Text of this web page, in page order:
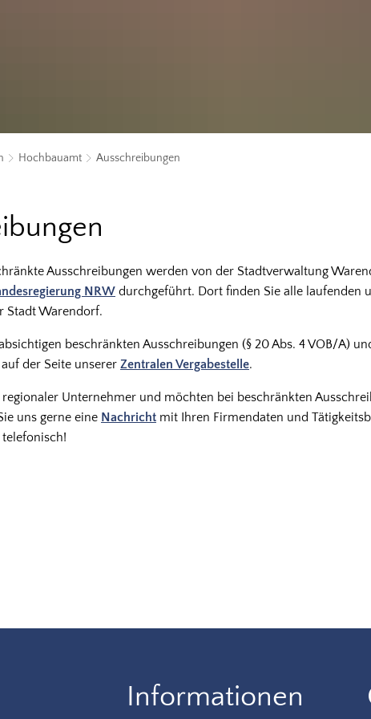
Hochbauamt Ausschreibungen
Ausschreibungen werden von der Stadtverwaltung
NRW durchgeführt. Dort finden Sie alle laufenden
Stadt Warendorf.
beschränkten Ausschreibungen (§ 20 Abs. 4 VOB/A)
der Seite unserer Zentralen Vergabestelle.
Unternehmer und möchten bei beschränkten
uns gerne eine Nachricht mit Ihren Firmendaten und
Informationen